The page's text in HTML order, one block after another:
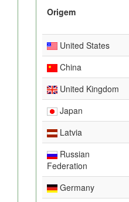
Origem
United States
China
United Kingdom
Japan
Latvia
Russian
Federation
Germany